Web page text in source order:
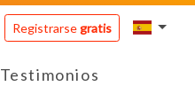
Registrarsegratis
Testimonios